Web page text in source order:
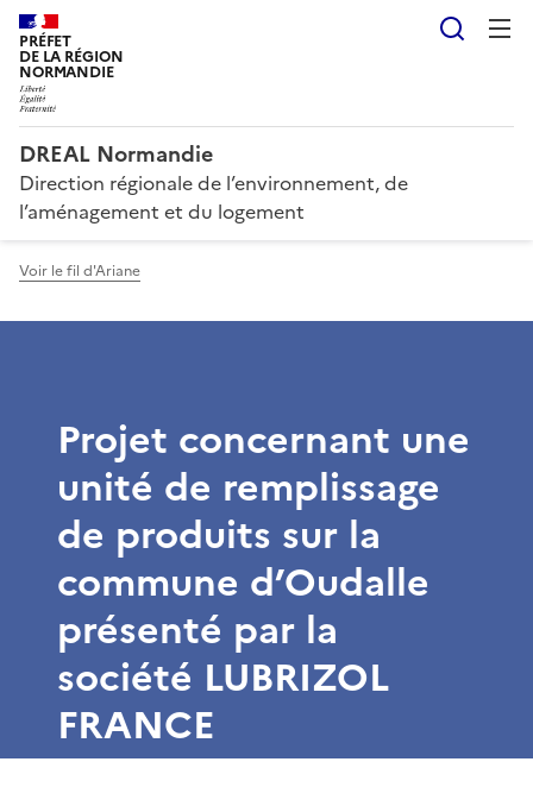
PRÉFET
DE LA RÉGION
NORMANDIE
DREAL Normandie
Direction régionale de l’environnement, de
l’aménagement et du logement
Voir le fil d'Ariane
Projet concernant une
unité de remplissage
de produits sur la
commune d’Oudalle
présenté par la
société LUBRIZOL
FRANCE